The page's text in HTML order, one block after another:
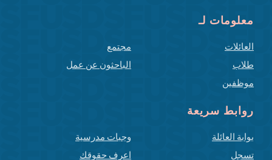
معلومات لـ
العائلات
طلاب
موظفين
مجتمع
الباحثون عن عمل
روابط سريعة
بوابة العائلة
تسجل
وجبات مدرسية
اعرف حقوقك